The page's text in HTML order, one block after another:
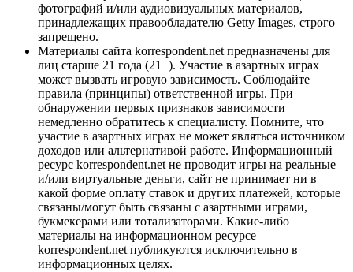
фотографий и/или аудиовизуальных материалов,
принадлежащих правообладателю Getty Images, строго
запрещено.
Материалы сайта korrespondent.net предназначены для
лиц старше 21 года (21+). Участие в азартных играх
может вызвать игровую зависимость. Соблюдайте
правила (принципы) ответственной игры. При
обнаружении первых признаков зависимости
немедленно обратитесь к специалисту. Помните, что
участие в азартных играх не может являться источником
доходов или альтернативой работе. Информационный
ресурс korrespondent.net не проводит игры на реальные
и/или виртуальные деньги, сайт не принимает ни в
какой форме оплату ставок и других платежей, которые
связаны/могут быть связаны с азартными играми,
букмекерами или тотализаторами. Какие-либо
материалы на информационном ресурсе
korrespondent.net публикуются исключительно в
информационных целях.